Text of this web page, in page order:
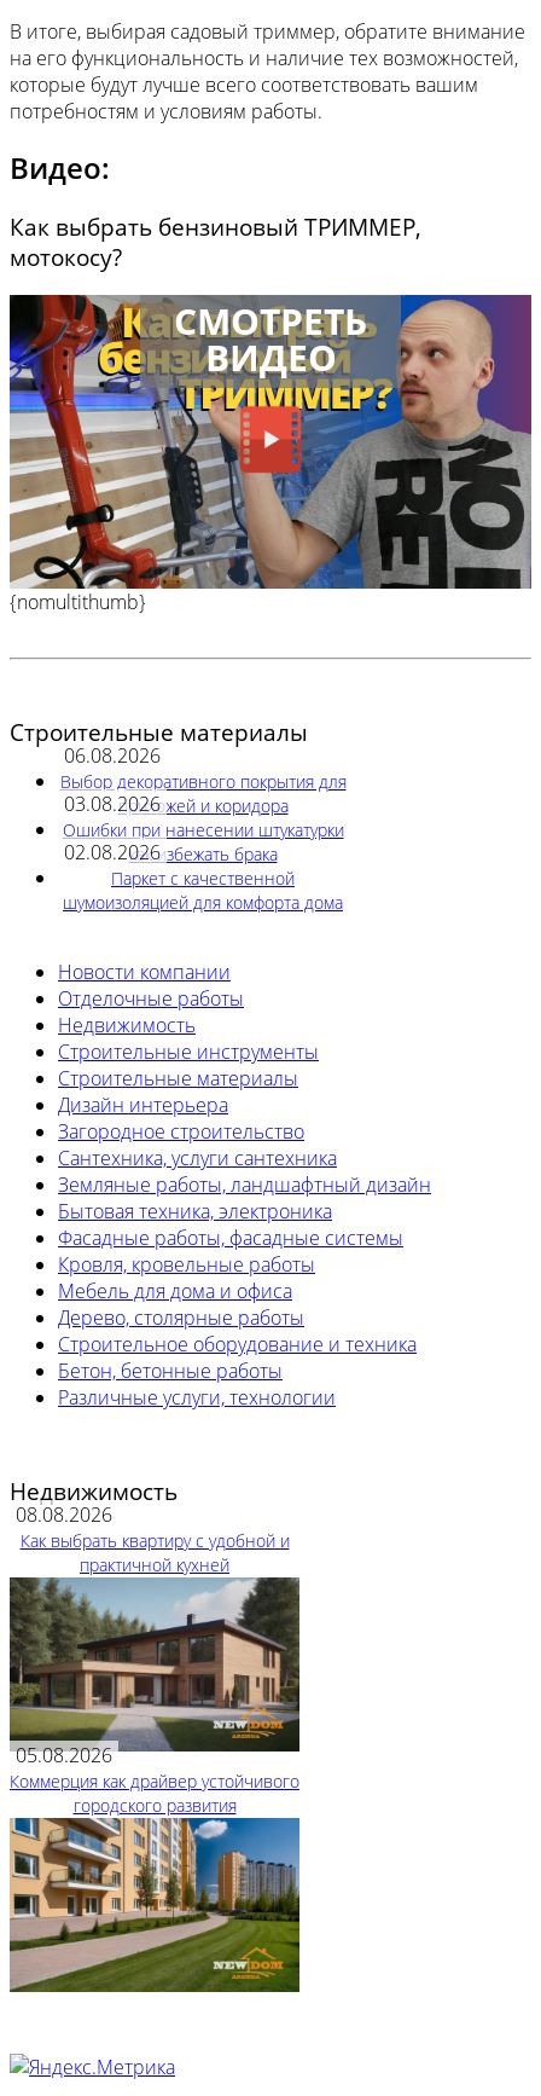
В итоге, выбирая садовый триммер, обратите внимание
на его функциональность и наличие тех возможностей,
которые будут лучше всего соответствовать вашим
потребностям и условиям работы.
Видео:
Как выбрать бензиновый ТРИММЕР,
мотокосу?
СМОТРЕТЬ
ВИДЕО
{nomultithumb}
Строительные материалы
06.08.2026
Выбор декоративного покрытия для
прихожей и коридора
03.08.2026
Ошибки при нанесении штукатурки
как избежать брака
02.08.2026
Паркет с качественной
шумоизоляцией для комфорта дома
Новости компании
Отделочные работы
Недвижимость
Строительные инструменты
Строительные материалы
Дизайн интерьера
Загородное строительство
Сантехника, услуги сантехника
Земляные работы, ландшафтный дизайн
Бытовая техника, электроника
Фасадные работы, фасадные системы
Кровля, кровельные работы
Мебель для дома и офиса
Дерево, столярные работы
Строительное оборудование и техника
Бетон, бетонные работы
Различные услуги, технологии
Недвижимость
08.08.2026
Как выбрать квартиру с удобной и
практичной кухней
05.08.2026
Коммерция как драйвер устойчивого
городского развития